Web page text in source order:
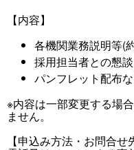
【内容】
各機関業務説明等(
採用担当者との懇
パンフレット配布な
※内容は一部変更する場
ません。
【申込み方法・お問合せ